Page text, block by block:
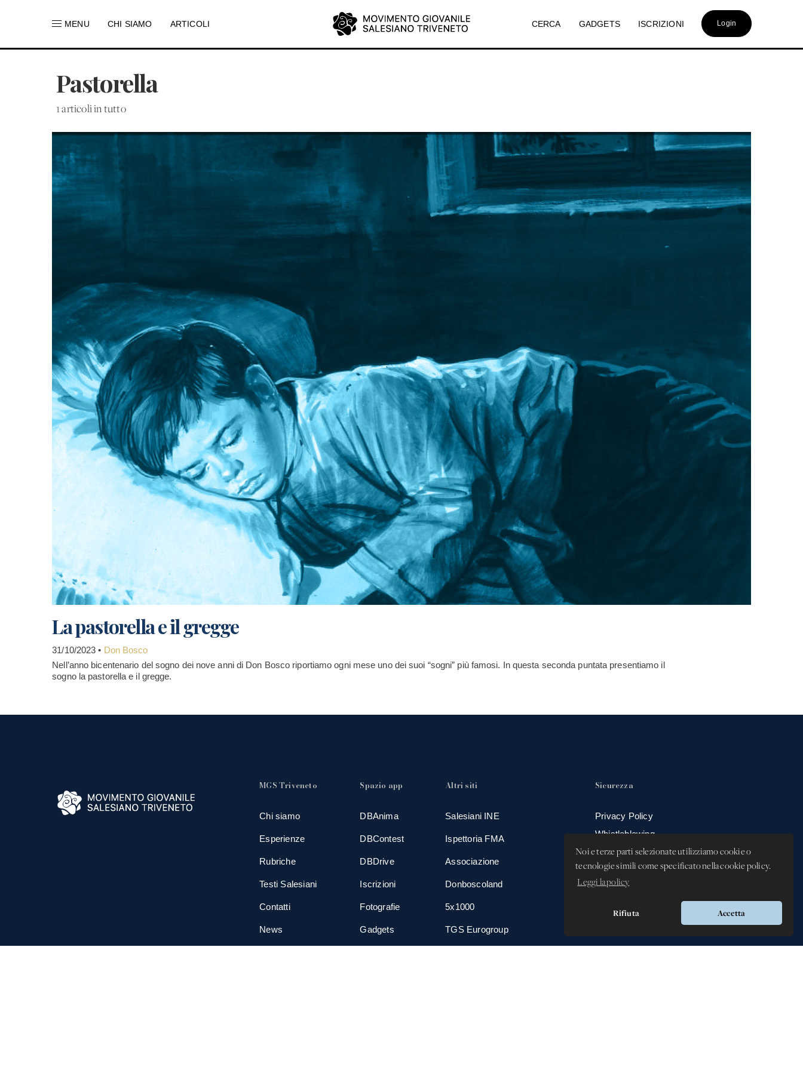
Noi e terze parti selezionate utilizziamo cookie o
tecnologie simili come specificato nella cookie policy.
Leggi la policy
Rifiuta Accetta
MENU CHI SIAMO ARTICOLI CERCA GADGETS ISCRIZIONI Login
Pastorella
1 articoli in tutto
La pastorella e il gregge
31/10/2023 • Don Bosco
Nell’anno bicentenario del sogno dei nove anni di Don Bosco riportiamo ogni mese uno dei suoi “sogni” più famosi. In questa seconda puntata presentiamo il
sogno la pastorella e il gregge.
MGS Triveneto
Chi siamo
Esperienze
Rubriche
Testi Salesiani
Contatti
News
Spazio app
DBAnima
DBContest
DBDrive
Iscrizioni
Fotografie
Gadgets
Altri siti
Salesiani INE
Ispettoria FMA
Associazione
Donboscoland
5x1000
TGS Eurogroup
Sicurezza
Privacy Policy
Whistleblowing -
Segnalazione illeciti